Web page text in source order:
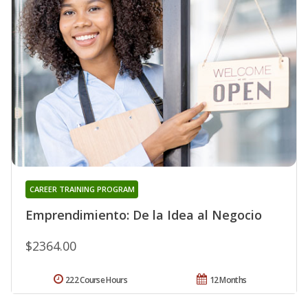
Emprendimiento: De la Idea al Negocio
CAREER TRAINING PROGRAM
$2364.00
12 Months
222 Course Hours